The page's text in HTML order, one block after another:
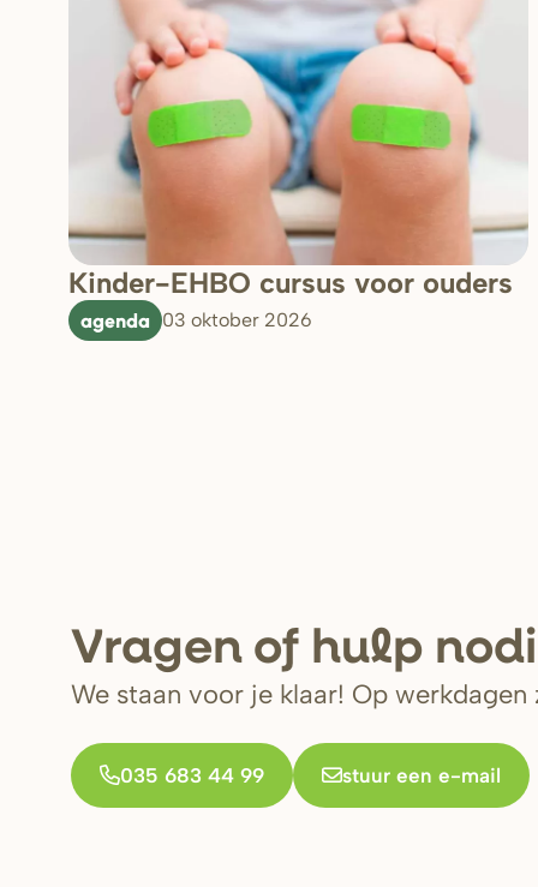
Kinder-EHBO cursus voor ouders
agenda 03 oktober 2026
Vragen of hulp
We staan voor je klaar! Op
035 683 44 99 stuur een e-mail